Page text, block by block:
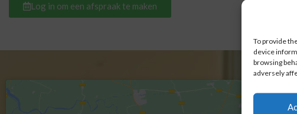
To provide
device
browsing
adversely
Log in om een afspraak te maken